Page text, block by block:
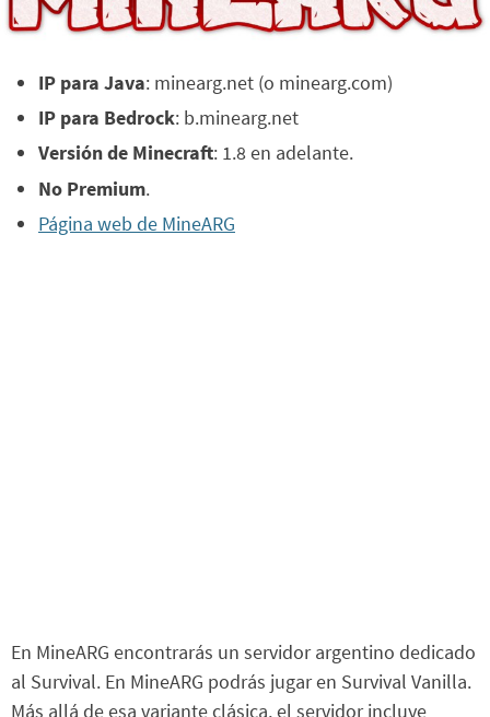
IP para Java: minearg.net (o minearg.com)
IP para Bedrock: b.minearg.net
Versión de Minecraft: 1.8 en adelante.
No Premium.
Página web de MineARG
En MineARG encontrarás un servidor argentino dedicado
al Survival. En MineARG podrás jugar en Survival Vanilla.
Más allá de esa variante clásica, el servidor incluye